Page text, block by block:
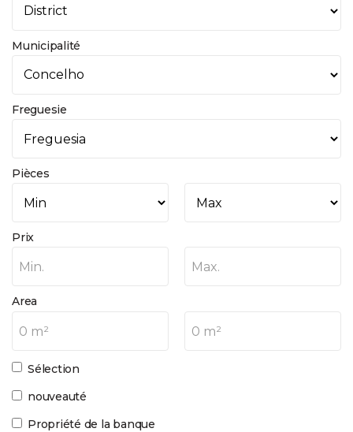
Municipalité
Freguesie
Pièces
Prix
Min. Max.
Area
0 m² 0 m²
Sélection
nouveauté
Propriété de la banque